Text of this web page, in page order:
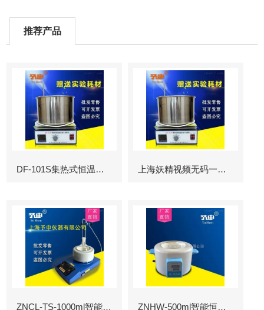
推荐产品
DF-101S集热式恒温磁力搅拌器厂家 上海妖精视频无码一区二区三区集热式磁力搅拌器
ZNCL-TS-1000ml智能磁力搅拌成人网站APP下载色妖精 ZNHW-500ml智能恒温数显成人网站APP下载色妖精